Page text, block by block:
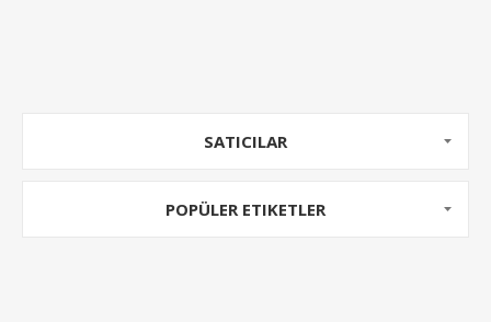
SATICILAR
POPÜLER ETIKETLER